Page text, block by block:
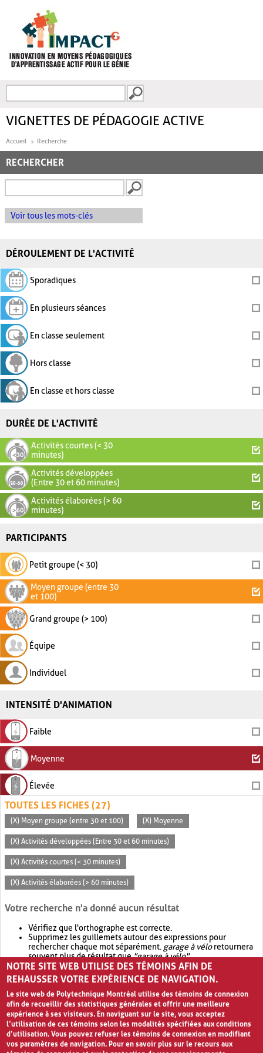
FORMULAIRE DE
VIGNETTES DE PÉDAGOGIE ACTIVE
Accueil Recherche
RECHERCHER
Voir tous les mots-clés
DÉROULEMENT DE L'ACTIVITÉ
Sporadiques
En plusieurs séances
En classe seulement
Hors classe
En classe et hors classe
DURÉE DE L'ACTIVITÉ
Activités courtes (< 30
minutes)
Activités développées
(Entre 30 et 60 minutes)
Activités élaborées (> 60
minutes)
PARTICIPANTS
Petit groupe (< 30)
Moyen groupe (entre 30
et 100)
Grand groupe (> 100)
Équipe
Individuel
INTENSITÉ D'ANIMATION
Faible
Moyenne
Élevée
TOUTES LES FICHES (27)
(X) Moyen groupe (entre 30 et 100) (X) Moyenne
(X) Activités développées (Entre 30 et 60 minutes)
(X) Activités courtes (< 30 minutes)
(X) Activités élaborées (> 60 minutes)
Votre recherche n'a donné aucun résultat
Vérifiez que l'orthographe est correcte.
Supprimez les guillemets autour des expressions pour
rechercher chaque mot séparément. garage à véloretournera
souvent plus de résultat que"garage à vélo".
Envisagez d'élargir votre recherche avec OR.garage OR vélo
retournera souvent plus de résultat quegarage à vélo
NOTRE SITE WEB UTILISE DES TÉMOINS AFIN DE
REHAUSSER VOTRE EXPÉRIENCE DE NAVIGATION.
Le site web de Polytechnique Montréal utilise des témoins de connexion
afin de recueillir des statistiques générales et offrir une meilleure
expérience à ses visiteurs. En naviguant sur le site, vous acceptez
l’utilisation de ces témoins selon les modalités spécifiées aux conditions
d’utilisation. Vous pouvez refuser les témoins de connexion en modifiant
vos paramètres de navigation. Pour en savoir plus sur le recours aux